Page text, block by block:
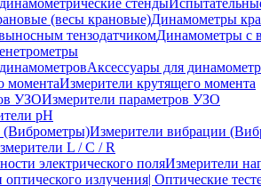
Динамометры
Динамометры с
Аксессуары для
Измерители крутящего момента
Измерители параметров УЗО
pH
Измерители вибрации
L / C / R
Измерители